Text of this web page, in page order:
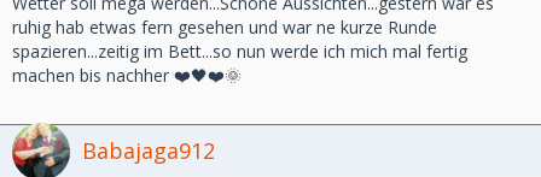
ruhig hab etwas fern gesehen und war ne kurze Runde
spazieren...zeitig im Bett...so nun werde ich mich mal fertig
machen bis nachher ❤️🖤❤️🌞
Babajaga912